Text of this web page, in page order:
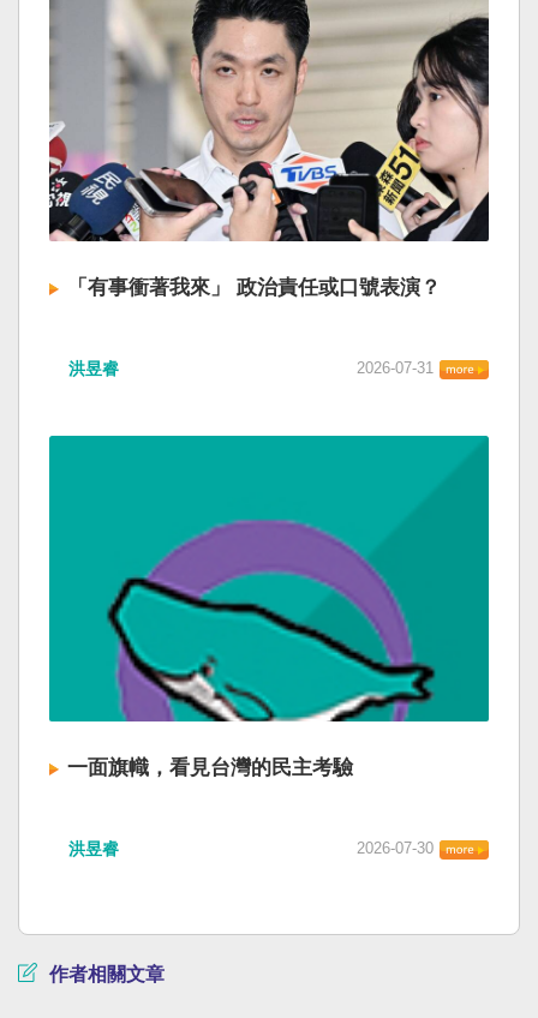
「有事衝著我來」 政治責任或口號表演？
洪昱睿 2026-07-31
一面旗幟，看見台灣的民主考驗
洪昱睿 2026-07-30
作者相關文章